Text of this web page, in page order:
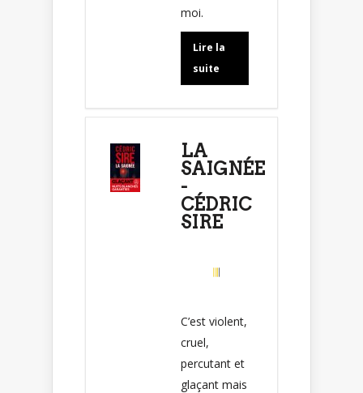
moi.
Lire la
suite
LA
SAIGNÉE
-
CÉDRIC
SIRE
C’est violent,
cruel,
percutant et
glaçant mais